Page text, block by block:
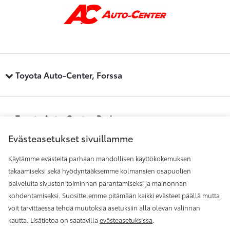
Toyota Auto-Center, Forssa
Toyota Auto-Center, Pori
Toyota Auto-Center, Raisio
Toyota Auto-Center, Rauma
Evästeasetukset sivuillamme
Käytämme evästeitä parhaan mahdollisen käyttökokemuksen
takaamiseksi sekä hyödyntääksemme kolmansien osapuolien
palveluita sivuston toiminnan parantamiseksi ja mainonnan
kohdentamiseksi. Suosittelemme pitämään kaikki evästeet päällä mutta
voit tarvittaessa tehdä muutoksia asetuksiin alla olevan valinnan
kautta. Lisätietoa on saatavilla evästeasetuksissa.